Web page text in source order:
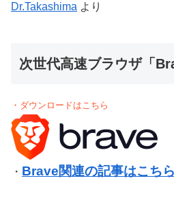
Dr.Takashima より
次世代高速ブラウザ「
・ダウンロードはこちら
・ Brave関連の記事はこちら